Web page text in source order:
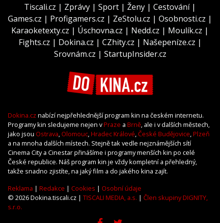
Tiscali.cz | Zprávy | Sport | Ženy | Cestování|
Games.cz | Profigamers.cz | ZeStolu.cz | Osobnosti.cz |
Karaoketexty.cz | Úschovna.cz | Nedd.cz | Moulík.cz |
Fights.cz | Dokina.cz | CZhity.cz | Našepeníze.cz |
Srovnám.cz | StartupInsider.cz
Dokina.cz nabízí nejpřehlednější program kin na českém internetu.
Programy kin sledujeme nejen vPraze a Brně, ale i v dalších městech,
jako jsou Ostrava, Olomouc,Hradec Králové,České Budějovice,Plzeň
a na mnoha dalších místech. Stejně tak vedle nejznámějších sítí
Cinema City a Cinestar přinášíme i programy menších kin po celé
České republice. Náš program kin je vždy kompletní a přehledný,
takže snadno zjistíte, na jaký film a do jakého kina zajít.
Reklama | Redakce | Cookies | Osobní údaje
© 2026 Dokina.tiscali.cz | TISCALI MEDIA, a.s. | Člen skupiny DIGNITY,
s.r.o.